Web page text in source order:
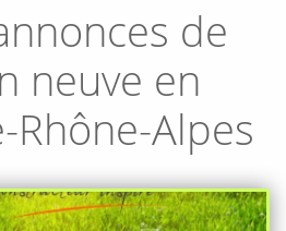
de
neuve en
Rhône-Alpes